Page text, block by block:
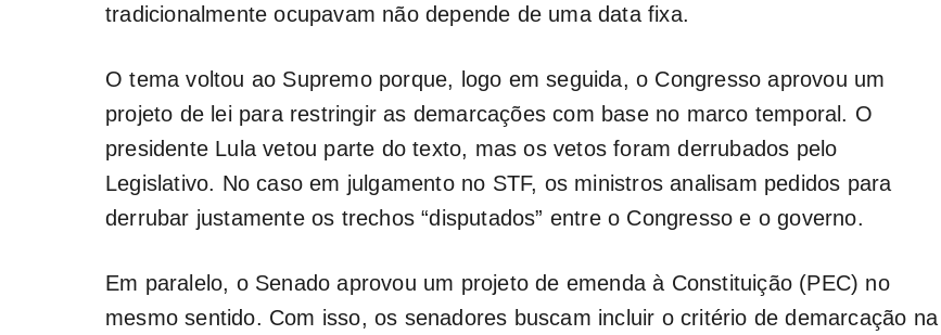
tradicionalmente ocupavam não depende de uma data fixa.
O tema voltou ao Supremo porque, logo em seguida, o Congresso aprovou um
projeto de lei para restringir as demarcações com base no marco temporal. O
presidente Lula vetou parte do texto, mas os vetos foram derrubados pelo
Legislativo. No caso em julgamento no STF, os ministros analisam pedidos para
derrubar justamente os trechos “disputados” entre o Congresso e o governo.
Em paralelo, o Senado aprovou um projeto de emenda à Constituição (PEC) no
mesmo sentido. Com isso, os senadores buscam incluir o critério de demarcação na